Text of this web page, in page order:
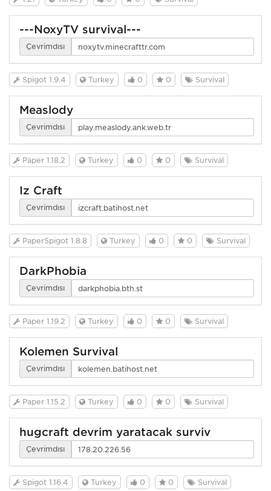
---NoxyTV survival---
Çevrimdışı
Spigot 1.9.4 Turkey 0 0 Survival
Measlody
Çevrimdışı
Paper 1.18.2 Turkey 0 0 Survival
İz Craft
Çevrimdışı
PaperSpigot 1.8.8 Turkey 0 0 Survival
DarkPhobia
Çevrimdışı
Paper 1.19.2 Turkey 0 0 Survival
Kolemen Survival
Çevrimdışı
Paper 1.15.2 Turkey 0 0 Survival
hugcraft devrim yaratacak surviv
Çevrimdışı
Spigot 1.16.4 Turkey 0 0 Survival